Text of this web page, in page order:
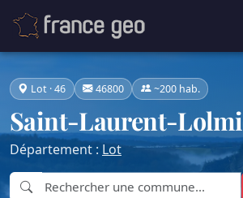
Lot · 46 46800 ~200 hab.
Saint-Laurent-
Département : Lot